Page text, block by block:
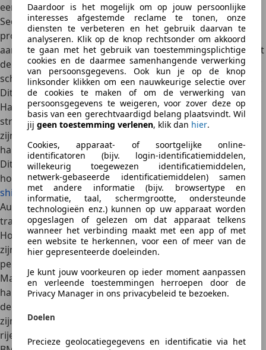
Daardoor is het mogelijk om op jouw persoonlijke
interesses afgestemde reclame te tonen, onze
diensten te verbeteren en het gebruik daarvan te
analyseren. Klik op de knop rechtsonder om akkoord
te gaan met het gebruik van toestemmingsplichtige
cookies en de daarmee samenhangende verwerking
van persoonsgegevens. Ook kun je op de knop
linksonder klikken om een nauwkeurige selectie over
de cookies te maken of om de verwerking van
persoonsgegevens te weigeren, voor zover deze op
basis van een gerechtvaardigd belang plaatsvindt. Wil
jij geen toestemming verlenen, klik dan hier.
Cookies, apparaat- of soortgelijke online-
identificatoren (bijv. login-identificatiemiddelen,
willekeurig toegewezen identificatiemiddelen,
netwerk-gebaseerde identificatiemiddelen) samen
met andere informatie (bijv. browsertype en
informatie, taal, schermgrootte, ondersteunde
technologieën enz.) kunnen op uw apparaat worden
opgeslagen of gelezen om dat apparaat telkens
wanneer het verbinding maakt met een app of met
een website te herkennen, voor een of meer van de
hier gepresenteerde doeleinden.
Je kunt jouw voorkeuren op ieder moment aanpassen
en verleende toestemmingen herroepen door de
Privacy Manager in ons privacybeleid te bezoeken.
Doelen
Precieze geolocatiegegevens en identificatie via het
eenvoudiger gaat.
Sequential shifting: hoewel zeldzaam in gewone
productieauto’s, worden sequentiële transmissies soms
aangeboden in sportieve modellen. Deze transmissie biedt
de bestuurder de mogelijkheid om snel op en neer te
schakelen zonder een specifiek patroon te hoeven volgen.
Dit systeem wordt vaak gebruikt in de rallysport.
Handmatige transmissies met dubbele koppeling: hoewel
strikt genomen geen ‘pure’ handgeschakelde transmissie,
zijn sommige dubbele koppelingen ontworpen met een
handmatig schakelsysteem zonder automatische modus.
Dit biedt snelle schakeltijden met een handmatig gevoel,
hoewel het schakelen hier vaak plaatsvindt via
paddle
shifters, ook wel schakelflippers genoemd.
Autofabrikanten en hun unieke handgeschakelde
transmissies
Hoewel handmatig schakelen een zeldzaamheid wordt,
zijn er nog steeds fabrikanten die zich richten op het
perfectioneren van hun handmatige transmissies:
Mazdastaat bekend om zijn soepele en nauwkeurige
handgeschakelde transmissies, vooral in modellen zoals
de
zijn directe gevoel en korte schakelwegen, wat de
rijervaring intensief en plezierig maakt.